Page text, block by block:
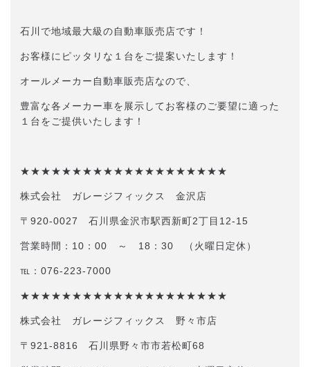
石川で地域最大級の自動車販売店です！
お客様にピッタリな１台をご提案いたします！
オールメーカー自動車販売店なので、
豊富な各メーカー車を展示してお客様のご要望に適った
１台をご提供いたします！
★★★★★★★★★★★★★★★★★★★★
株式会社 ガレージフィックス 金沢店
〒920-0027 石川県金沢市駅西新町2丁目12-15
営業時間：10：00 ～ 18：30 （火曜日定休）
℡：076-223-7000
★★★★★★★★★★★★★★★★★★★★
株式会社 ガレージフィックス 野々市店
〒921-8816 石川県野々市市若松町68